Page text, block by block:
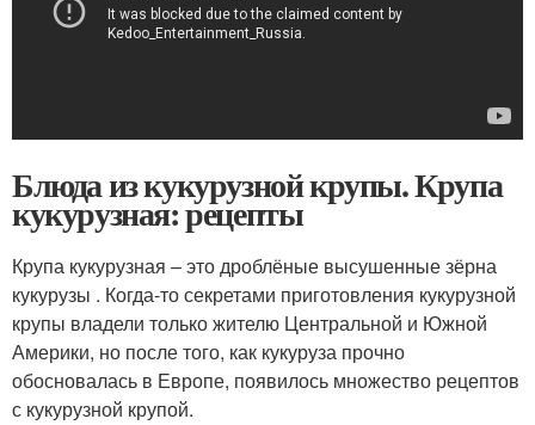
Блюда из кукурузной крупы. Крупа
кукурузная: рецепты
Крупа кукурузная – это дроблёные высушенные зёрна
кукурузы . Когда-то секретами приготовления кукурузной
крупы владели только жителю Центральной и Южной
Америки, но после того, как кукуруза прочно
обосновалась в Европе, появилось множество рецептов
с кукурузной крупой.